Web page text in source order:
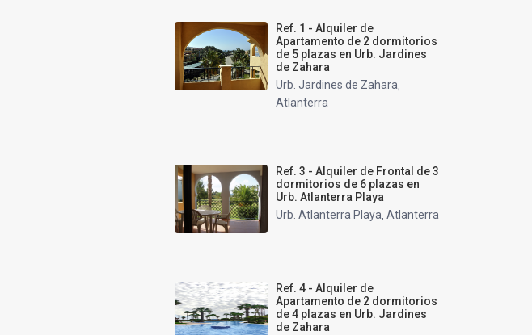
Ref. 1 - Alquiler de
Apartamento de 2 dormitorios
de 5 plazas en Urb. Jardines
de Zahara
Urb. Jardines de Zahara,
Atlanterra
Ref. 3 - Alquiler de Frontal de 3
dormitorios de 6 plazas en
Urb. Atlanterra Playa
Urb. Atlanterra Playa, Atlanterra
Ref. 4 - Alquiler de
Apartamento de 2 dormitorios
de 4 plazas en Urb. Jardines
de Zahara